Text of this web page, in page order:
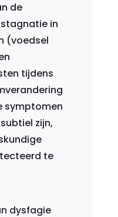
de
in
(voedsel
tijdens
symptomen
zijn,
te
dysfagie